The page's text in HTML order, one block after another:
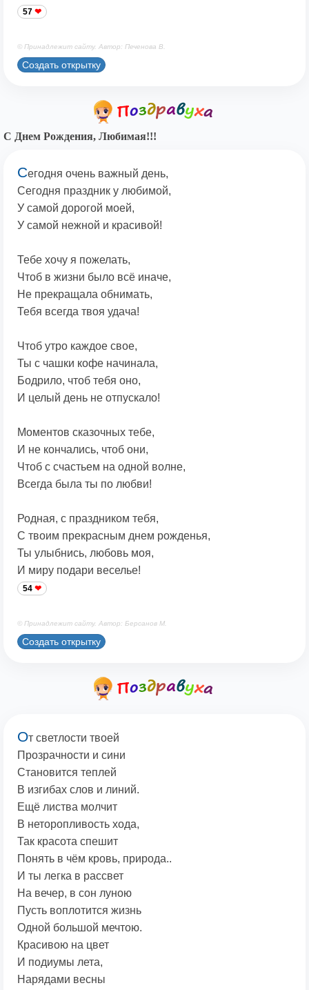
57
© Принадлежит сайту. Автор: Печенова В.
Создать открытку
С Днем Рождения, Любимая!!!
Сегодня очень важный день,
Сегодня праздник у любимой,
У самой дорогой моей,
У самой нежной и красивой!
Тебе хочу я пожелать,
Чтоб в жизни было всё иначе,
Не прекращала обнимать,
Тебя всегда твоя удача!
Чтоб утро каждое свое,
Ты с чашки кофе начинала,
Бодрило, чтоб тебя оно,
И целый день не отпускало!
Моментов сказочных тебе,
И не кончались, чтоб они,
Чтоб с счастьем на одной волне,
Всегда была ты по любви!
Родная, с праздником тебя,
С твоим прекрасным днем рожденья,
Ты улыбнись, любовь моя,
И миру подари веселье!
54
© Принадлежит сайту. Автор: Берсанов М.
Создать открытку
От светлости твоей
Прозрачности и сини
Становится теплей
В изгибах слов и линий.
Ещё листва молчит
В неторопливость хода,
Так красота спешит
Понять в чём кровь, природа..
И ты легка в рассвет
На вечер, в сон луною
Пусть воплотится жизнь
Одной большой мечтою.
Красивою на цвет
И подиумы лета,
Нарядами весны